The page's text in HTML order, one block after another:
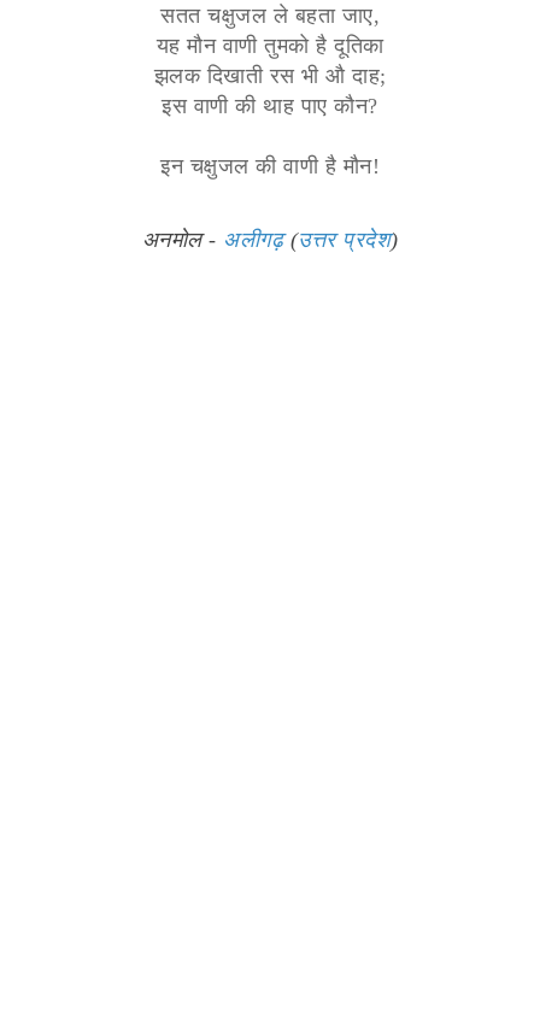
सतत चक्षुजल ले बहता जाए,
यह मौन वाणी तुमको है दूतिका
झलक दिखाती रस भी औ दाह;
इस वाणी की थाह पाए कौन?
इन चक्षुजल की वाणी है मौन!
अनमोल - अलीगढ़(उत्तर प्रदेश)